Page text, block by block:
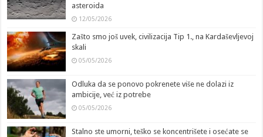
asteroida
12/05/2026
Zašto smo još uvek, civilizacija Tip 1., na Kardaševljevoj
skali
05/05/2026
Odluka da se ponovo pokrenete više ne dolazi iz
ambicije, već iz potrebe
05/05/2026
Stalno ste umorni, teško se koncentrišete i osećate se